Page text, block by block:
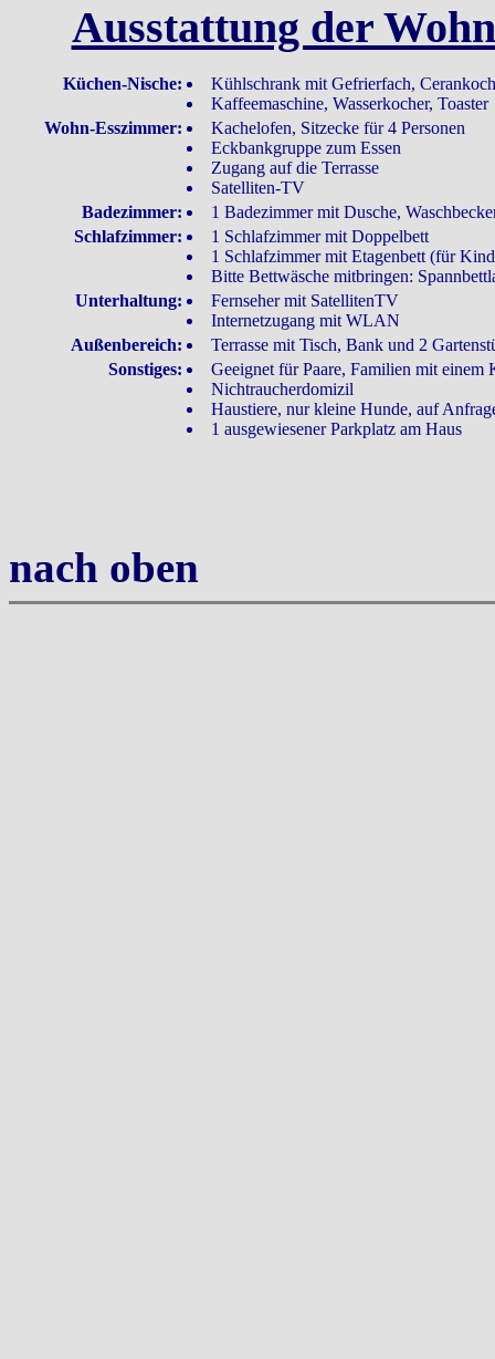
Ausstattung der
Küchen-Nische:
Kühlschrank mit Gefrierfach,
Kaffeemaschine, Wasserkocher, Toaster
Wohn-Esszimmer:
Kachelofen, Sitzecke für 4 Personen
Eckbankgruppe zum Essen
Zugang auf die Terrasse
Satelliten-TV
Badezimmer:
1 Badezimmer mit Dusche,
Schlafzimmer:
1 Schlafzimmer mit Doppelbett
1 Schlafzimmer mit Etagenbett (für
Bitte Bettwäsche mitbringen:
Unterhaltung:
Fernseher mit SatellitenTV
Internetzugang mit WLAN
Außenbereich:
Terrasse mit Tisch, Bank und 2
Sonstiges:
Geeignet für Paare, Familien mit einem
Nichtraucherdomizil
Haustiere, nur kleine Hunde, auf
1 ausgewiesener Parkplatz am Haus
nach oben